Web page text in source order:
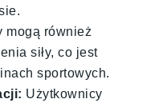
mogą również
siły, co jest
sportowych.
Użytkownicy